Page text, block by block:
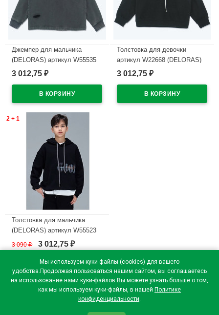
Мы используем куки-файлы (cookies) для вашего
удобства.Продолжая пользоваться нашим сайтом, вы соглашаетесь
на использование нами куки-файлов.Вы можете узнать больше о том,
как мы используем куки-файлы, в нашей Политике
конфиденциальности.
Джемпер для мальчика
(DELORAS) артикул W55535
размер 34/134-44/164 цвет
3 012,75 ₽
Толстовка для девочки
артикул W22668 (DELORAS)
размер цвет черный
3 012,75 ₽
2 + 1
Толстовка для мальчика
(DELORAS) артикул W55523
размер 34/134-44/164 цвет
черный
В наличии
3 090₽ 3 012,75 ₽